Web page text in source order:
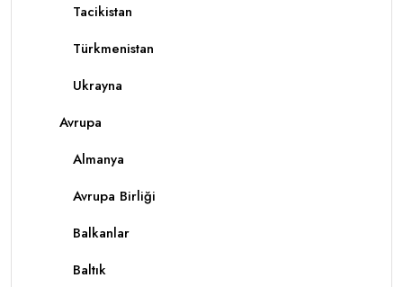
Tacikistan
Türkmenistan
Ukrayna
Avrupa
Almanya
Avrupa Birliği
Balkanlar
Baltık